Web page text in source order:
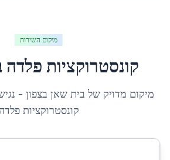
מיקום השירות
קונסטרוקציות פלדה
מיקום מדויק של בית שאן בצפון -
קונסטרוקציות פלדה